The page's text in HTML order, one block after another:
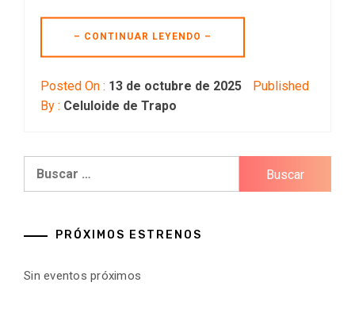
– CONTINUAR LEYENDO –
Posted On : 13 de octubre de 2025
Published
By : Celuloide de Trapo
PRÓXIMOS ESTRENOS
Sin eventos próximos